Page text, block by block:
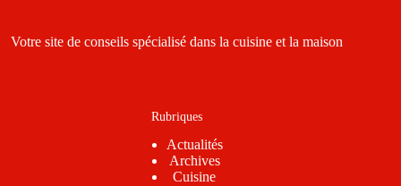
Votre site de conseils spécialisé dans la cuisine et la maison
Rubriques
Actualités
Archives
Cuisine